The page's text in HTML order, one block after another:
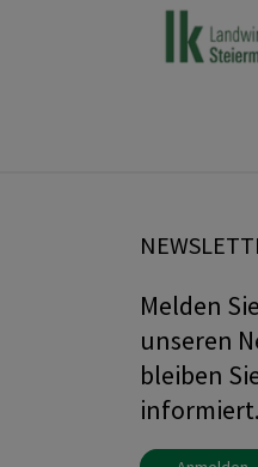
Melden
unseren
bleiben
informiert.